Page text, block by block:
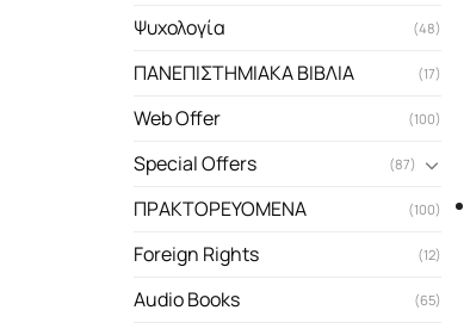
Ψυχολογία (48)
ΠΑΝΕΠΙΣΤΗΜΙΑΚΑ ΒΙΒΛΙΑ (17)
Web Offer (100)
Special Offers (87)
ΠΡΑΚΤΟΡΕΥΟΜΕΝΑ (100)
Foreign Rights (12)
Audio Books (65)